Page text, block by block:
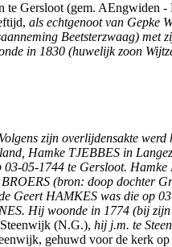
Gersloot (gem. AEngwiden
als echtgenoot van Gepke
Beetsterzwaag) met
in 1830 (huwelijk zoon
Volgens zijn overlijdensakte
Hamke TJEBBES in
05-1744 te Gersloot.
(bron: doop dochter
Geert HAMKES was die op
Hij woonde in 1774 (bij
(N.G.), hij j.m. te
gehuwd voor de kerk